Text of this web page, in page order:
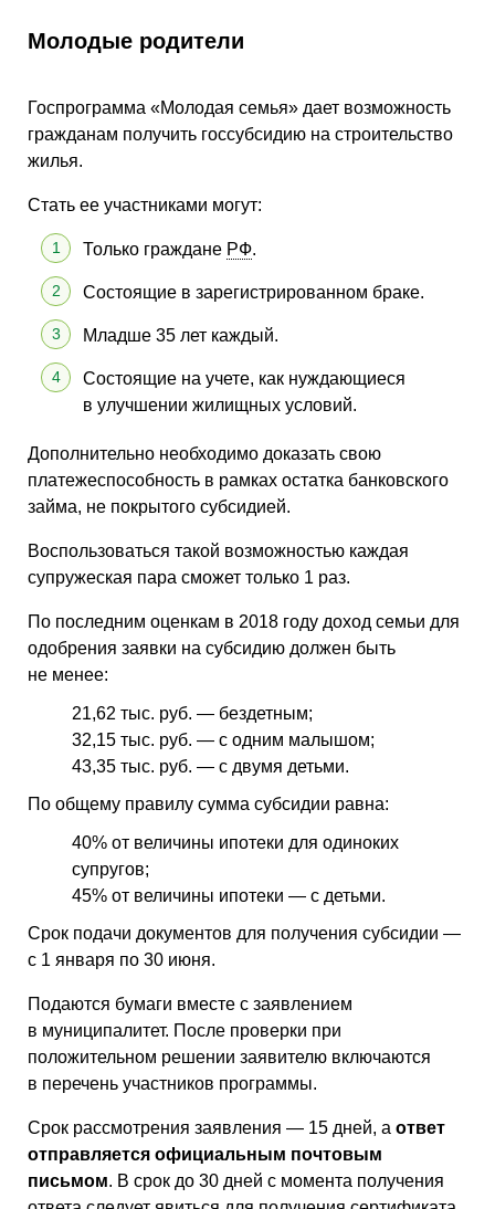
Молодые родители
Госпрограмма «Молодая семья» дает возможность
гражданам получить госсубсидию на строительство
жилья.
Стать ее участниками могут:
Только граждане РФ.
Состоящие в зарегистрированном браке.
Младше 35 лет каждый.
Состоящие на учете, как нуждающиеся
в улучшении жилищных условий.
Дополнительно необходимо доказать свою
платежеспособность в рамках остатка банковского
займа, не покрытого субсидией.
Воспользоваться такой возможностью каждая
супружеская пара сможет только 1 раз.
По последним оценкам в 2018 году доход семьи для
одобрения заявки на субсидию должен быть
не менее:
21,62 тыс. руб. — бездетным;
32,15 тыс. руб. — с одним малышом;
43,35 тыс. руб. — с двумя детьми.
По общему правилу сумма субсидии равна:
40% от величины ипотеки для одиноких
супругов;
45% от величины ипотеки — с детьми.
Срок подачи документов для получения субсидии —
с 1 января по 30 июня.
Подаются бумаги вместе с заявлением
в муниципалитет. После проверки при
положительном решении заявителю включаются
в перечень участников программы.
Срок рассмотрения заявления — 15 дней, а ответ
отправляется официальным почтовым
письмом. В срок до 30 дней с момента получения